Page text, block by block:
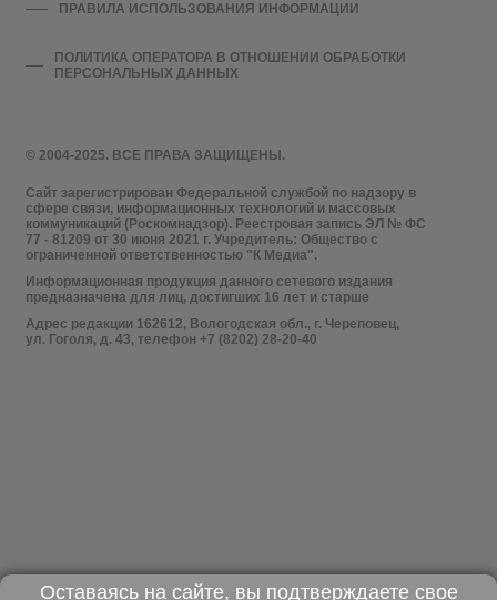
© 2004-2025. ВСЕ ПРАВА ЗАЩИЩЕНЫ.
Сайт зарегистрирован Федеральной службой по надзору в
сфере связи, информационных технологий и массовых
коммуникаций (Роскомнадзор). Реестровая запись ЭЛ № ФС
77 - 81209 от 30 июня 2021 г. Учредитель: Общество с
ограниченной ответственностью "К Медиа".
Информационная продукция данного сетевого издания
предназначена для лиц, достигших 16 лет и старше
Адрес редакции 162612, Вологодская обл., г. Череповец,
ул. Гоголя, д. 43, телефон +7 (8202) 28-20-40
ПРАВИЛА ИСПОЛЬЗОВАНИЯ ИНФОРМАЦИИ
ПОЛИТИКА ОПЕРАТОРА В ОТНОШЕНИИ ОБРАБОТКИ
ПЕРСОНАЛЬНЫХ ДАННЫХ
Оставаясь на сайте, вы подтверждаете свое